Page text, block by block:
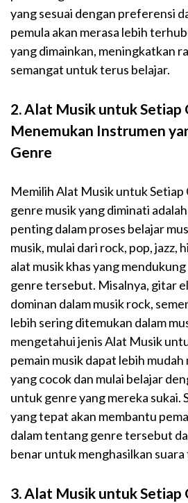
yang sesuai dengan preferensi
pemula akan merasa lebih
yang dimainkan, meningkatkan
semangat untuk terus belajar.
2.Alat Musik untuk Setiap
Menemukan Instrumen
Genre
Memilih Alat Musik untuk Setiap
genre musik yang diminati
penting dalam proses belajar
musik, mulai dari rock, pop, jazz,
alat musik khas yang
genre tersebut. Misalnya, gitar
dominan dalam musik rock,
lebih sering ditemukan dalam
mengetahui jenis Alat Musik
pemain musik dapat lebih
yang cocok dan mulai belajar
untuk genre yang mereka sukai.
yang tepat akan membantu
dalam tentang genre tersebut
benar untuk menghasilkan
3.Alat Musik untuk Setiap